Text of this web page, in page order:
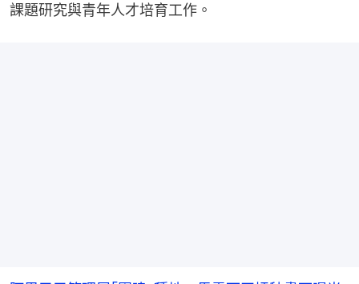
課題研究與青年人才培育工作。